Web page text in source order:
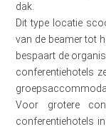
dak.
Dit type locatie
van de beamer tot
bespaart de
conferentiehotels
Voor grotere
conferentiehotels